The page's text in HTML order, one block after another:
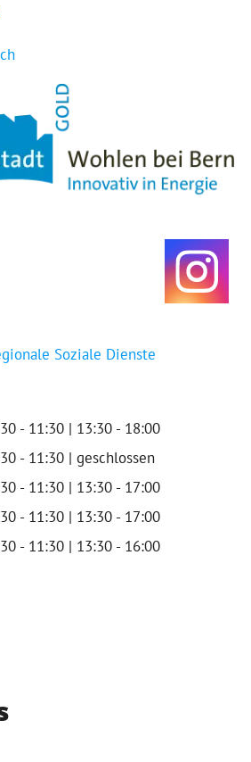
ch
Soziale Dienste
- 11:30 | 13:30 - 18:00
- 11:30 | geschlossen
- 11:30 | 13:30 - 17:00
- 11:30 | 13:30 - 17:00
- 11:30 | 13:30 - 16:00